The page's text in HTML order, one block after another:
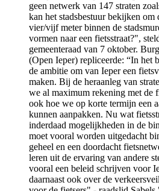
geen netwerk van 147 straten
kan het stadsbestuur bekijken om
vier/vijf meter binnen de
vormen naar een fietsstraat?",
gemeenteraad van 7 oktober.
(Open Ieper) repliceerde: “In het
de ambitie om van Ieper een
maken. Bij de heraanleg van
we al maximum rekening met de
ook hoe we op korte termijn een
kunnen aanpakken. Nu wat
inderdaad mogelijkheden in de
moet vooral worden uitgedacht
geheel en een doordacht
leren uit de ervaring van andere
vooral een beleid schrijven voor
daarnaast ook over de